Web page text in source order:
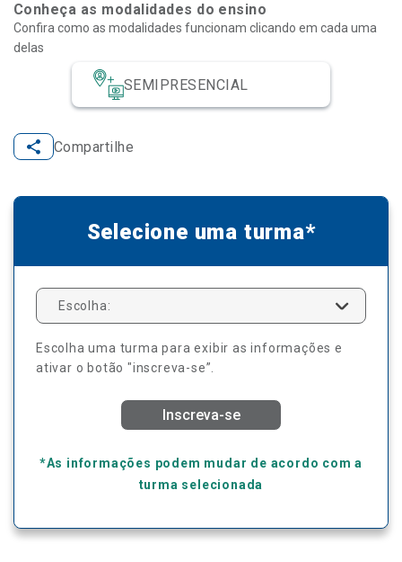
Conheça as modalidades do ensino
SEMIPRESENCIAL
Confira como as modalidades funcionam clicando em cada uma
delas
Compartilhe
Selecione uma turma*
Escolha:
Escolha uma turma para exibir as informações e
ativar o botão "inscreva-se”.
Inscreva-se
*As informações podem mudar de acordo com a
turma selecionada